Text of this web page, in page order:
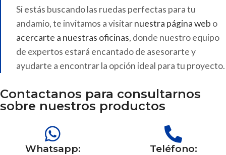
Si estás buscando las ruedas perfectas para tu
andamio, te invitamos a visitarnuestra página web o
acercarte a nuestras oficinas, donde nuestro equipo
de expertos estará encantado de asesorarte y
ayudarte a encontrar la opción ideal para tu proyecto.
Contactanos para consultarnos
sobre nuestros productos
Whatsapp: Teléfono: